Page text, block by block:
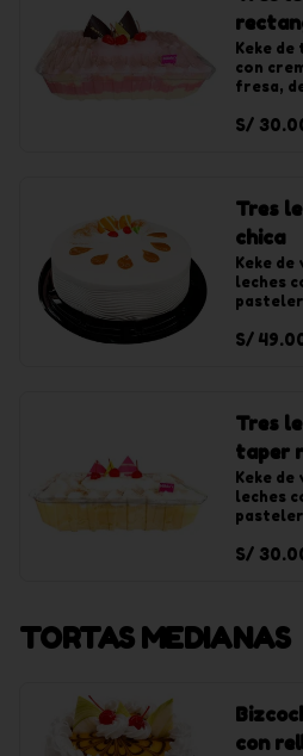
Keke
con
fresa,
S/
Tres
chica
Keke
leches
con
tajadas
S/
Tres
taper
Keke
leches
S/
TORTAS MEDIANAS
con